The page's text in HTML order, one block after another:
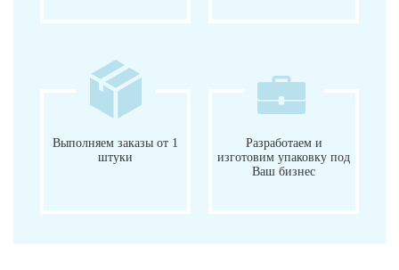
Выполняем заказы от 1
штуки
Разработаем и
изготовим упаковку под
Ваш бизнес